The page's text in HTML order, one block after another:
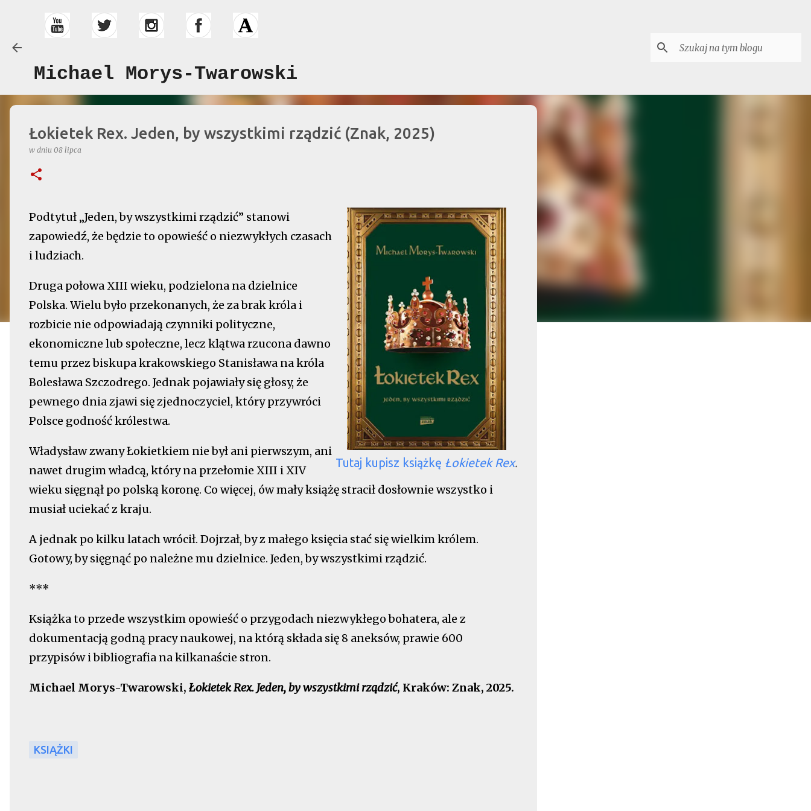
Michael Morys-Twarowski
Łokietek Rex. Jeden, by wszystkimi rządzić (Znak, 2025)
w dniu 08 lipca
Tutaj kupisz książkę Łokietek Rex.
Podtytuł „Jeden, by wszystkimi rządzić” stanowi
zapowiedź, że będzie to opowieść o niezwykłych czasach
i ludziach.
Druga połowa XIII wieku, podzielona na dzielnice
Polska. Wielu było przekonanych, że za brak króla i
rozbicie nie odpowiadają czynniki polityczne,
ekonomiczne lub społeczne, lecz klątwa rzucona dawno
temu przez biskupa krakowskiego Stanisława na króla
Bolesława Szczodrego. Jednak pojawiały się głosy, że
pewnego dnia zjawi się zjednoczyciel, który przywróci
Polsce godność królestwa.
Władysław zwany Łokietkiem nie był ani pierwszym, ani
nawet drugim władcą, który na przełomie XIII i XIV
wieku sięgnął po polską koronę. Co więcej, ów mały książę stracił dosłownie wszystko i
musiał uciekać z kraju.
A jednak po kilku latach wrócił. Dojrzał, by z małego księcia stać się wielkim królem.
Gotowy, by sięgnąć po należne mu dzielnice. Jeden, by wszystkimi rządzić.
***
Książka to przede wszystkim opowieść o przygodach niezwykłego bohatera, ale z
dokumentacją godną pracy naukowej, na którą składa się 8 aneksów, prawie 600
przypisów i bibliografia na kilkanaście stron.
Michael Morys-Twarowski, Łokietek Rex. Jeden, by wszystkimi rządzić, Kraków: Znak, 2025.
KSIĄŻKI